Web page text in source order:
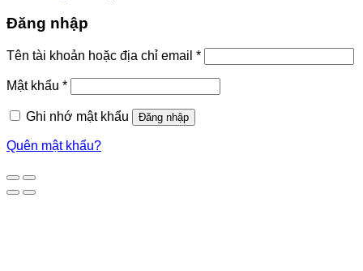
Đăng nhập
Tên tài khoản hoặc địa chỉ email *
Mật khẩu *
Ghi nhớ mật khẩu Đăng nhập
Quên mật khẩu?